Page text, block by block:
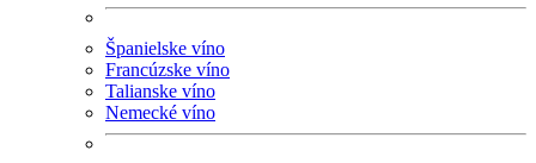
Španielske víno
Francúzske víno
Talianske víno
Nemecké víno